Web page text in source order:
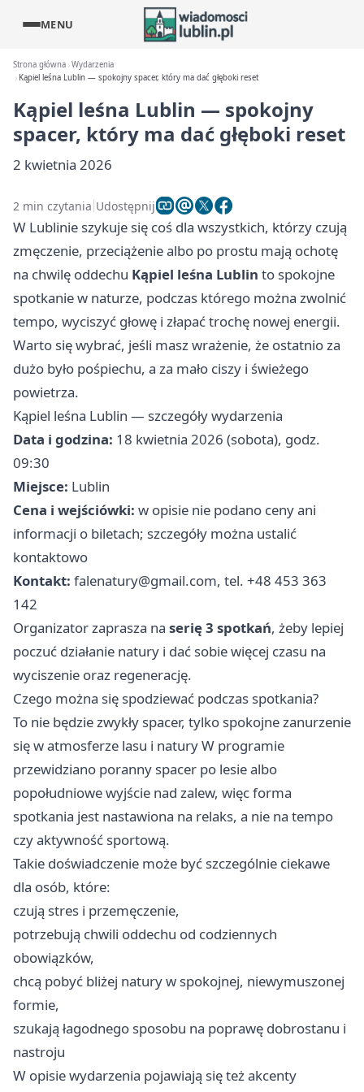
MENU
Strona główna Wydarzenia
Kąpiel leśna Lublin — spokojny spacer, który ma dać głęboki reset
Kąpiel leśna Lublin — spokojny
spacer, który ma dać głęboki reset
2 kwietnia 2026
2 min czytania Udostępnij
W Lublinie szykuje się coś dla wszystkich, którzy czują
zmęczenie, przeciążenie albo po prostu mają ochotę
na chwilę oddechu Kąpiel leśna Lublin to spokojne
spotkanie w naturze, podczas którego można zwolnić
tempo, wyciszyć głowę i złapać trochę nowej energii.
Warto się wybrać, jeśli masz wrażenie, że ostatnio za
dużo było pośpiechu, a za mało ciszy i świeżego
powietrza.
Kąpiel leśna Lublin — szczegóły wydarzenia
Data i godzina: 18 kwietnia 2026 (sobota), godz.
09:30
Miejsce: Lublin
Cena i wejściówki: w opisie nie podano ceny ani
informacji o biletach; szczegóły można ustalić
kontaktowo
Kontakt: falenatury@gmail.com, tel. +48 453 363
142
Organizator zaprasza na serię 3 spotkań, żeby lepiej
poczuć działanie natury i dać sobie więcej czasu na
wyciszenie oraz regenerację.
Czego można się spodziewać podczas spotkania?
To nie będzie zwykły spacer, tylko spokojne zanurzenie
się w atmosferze lasu i natury W programie
przewidziano poranny spacer po lesie albo
popołudniowe wyjście nad zalew, więc forma
spotkania jest nastawiona na relaks, a nie na tempo
czy aktywność sportową.
Takie doświadczenie może być szczególnie ciekawe
dla osób, które:
czują stres i przemęczenie,
potrzebują chwili oddechu od codziennych
obowiązków,
chcą pobyć bliżej natury w spokojnej, niewymuszonej
formie,
szukają łagodnego sposobu na poprawę dobrostanu i
nastroju
W opisie wydarzenia pojawiają się też akcenty